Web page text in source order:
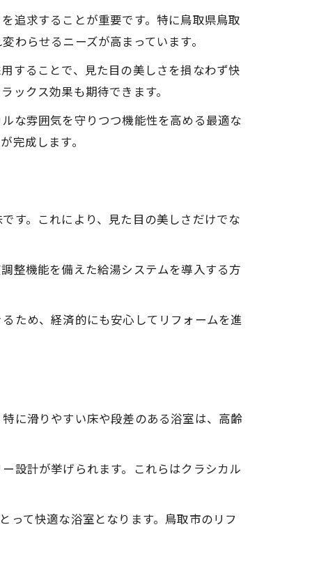
追求することが重要です。特に鳥取県鳥取
らせるニーズが高まっています。
することで、見た目の美しさを損なわず快
ックス効果も期待できます。
な雰囲気を守りつつ機能性を高める最適な
完成します。
す。これにより、見た目の美しさだけでな
整機能を備えた給湯システムを導入する方
ため、経済的にも安心してリフォームを進
に滑りやすい床や段差のある浴室は、高齢
設計が挙げられます。これらはクラシカル
って快適な浴室となります。鳥取市のリフ